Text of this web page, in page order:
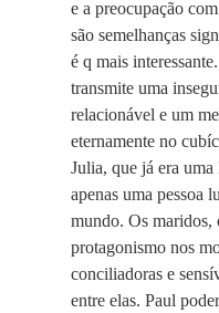
e a preocupação
são semelhanças
é q mais
transmite uma
relacionável e um
eternamente no
Julia, que já era
apenas uma pessoa
mundo. Os maridos,
protagonismo nos
conciliadoras e
entre elas. Paul